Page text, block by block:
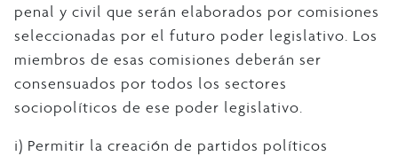
penal y civil que serán elaborados por comisiones
seleccionadas por el futuro poder legislativo. Los
miembros de esas comisiones deberán ser
consensuados por todos los sectores
sociopolíticos de ese poder legislativo.
i) Permitir la creación de partidos políticos